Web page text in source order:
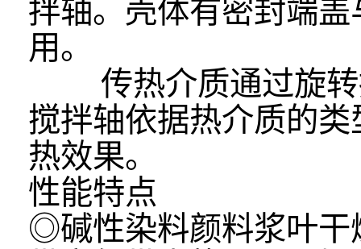
拌轴。壳体有密封端
用。
传热介质通过旋转
搅拌轴依据热介质的
热效果。
性能特点
◎碱性染料颜料浆叶干